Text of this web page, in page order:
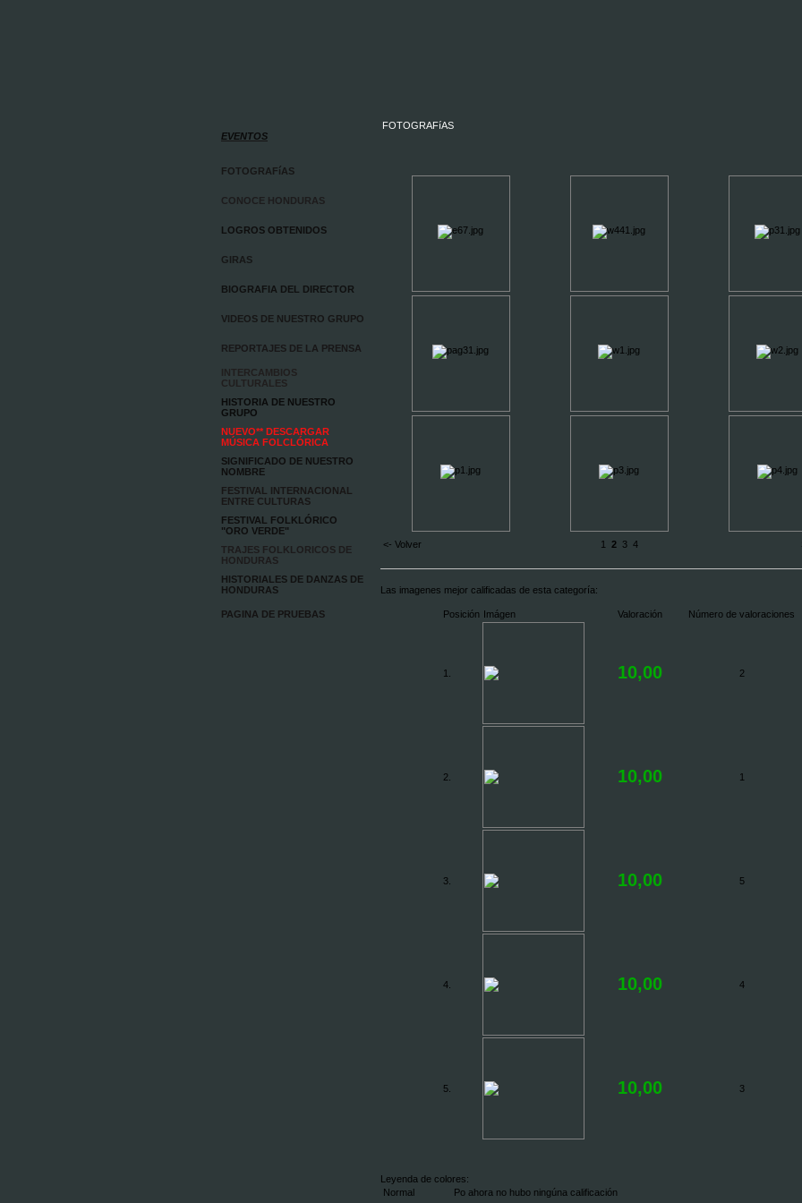
EVENTOS
FOTOGRAFíAS
CONOCE HONDURAS
LOGROS OBTENIDOS
GIRAS
BIOGRAFIA DEL DIRECTOR
VIDEOS DE NUESTRO GRUPO
REPORTAJES DE LA PRENSA
INTERCAMBIOS
CULTURALES
HISTORIA DE NUESTRO
GRUPO
NUEVO** DESCARGAR
MÚSICA FOLCLÓRICA
SIGNIFICADO DE NUESTRO
NOMBRE
FESTIVAL INTERNACIONAL
ENTRE CULTURAS
FESTIVAL FOLKLÓRICO
"ORO VERDE"
TRAJES FOLKLORICOS DE
HONDURAS
HISTORIALES DE DANZAS DE
HONDURAS
PAGINA DE PRUEBAS
FOTOGRAFíAS
<- Volver 1 2 3 4
Las imagenes mejor calificadas de esta categoría:
Posición Imágen Valoración Número de valoraciones
1. 10,00 2
2. 10,00 1
3. 10,00 5
4. 10,00 4
5. 10,00 3
Leyenda de colores:
Normal
Po ahora no hubo ningúna calificación